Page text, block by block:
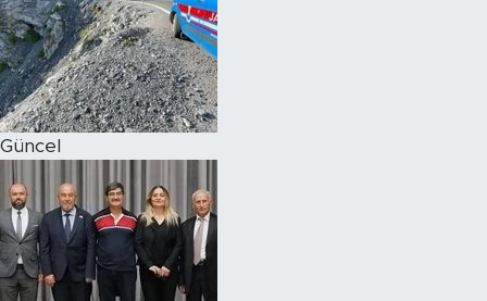
Güncel
Magazin
Özel Haber
Politika
Resmi İlanlar
Sağlık